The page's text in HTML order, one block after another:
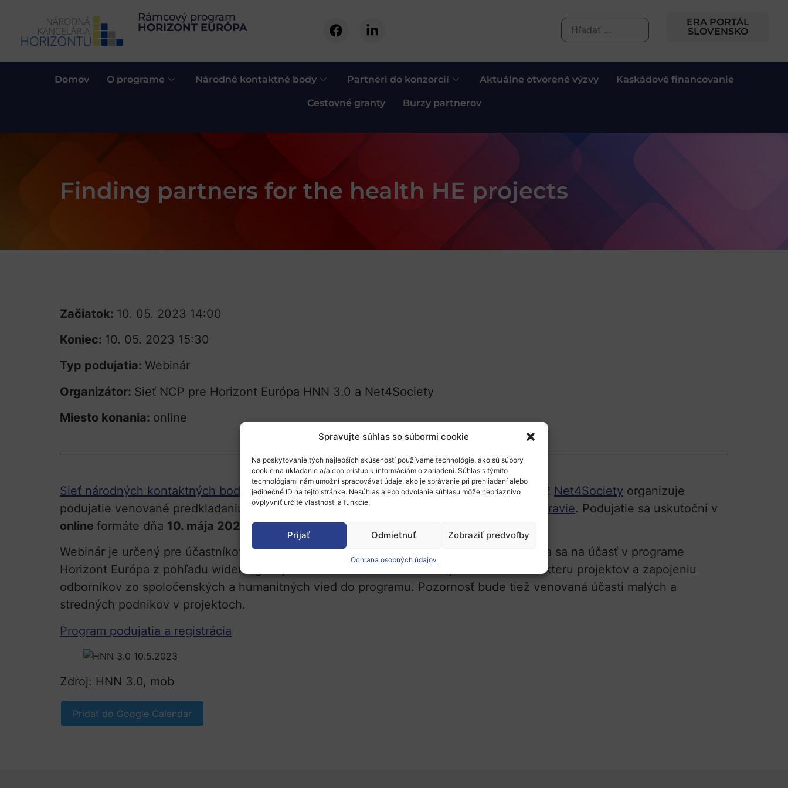
Spravujte súhlas so súbormi cookie
Na poskytovanie tých najlepších skúseností používame technológie, ako sú súbory
cookie na ukladanie a/alebo prístup k informáciám o zariadení. Súhlas s týmito
technológiami nám umožní spracovávať údaje, ako je správanie pri prehliadaní alebo
jedinečné ID na tejto stránke. Nesúhlas alebo odvolanie súhlasu môže nepriaznivo
ovplyvniť určité vlastnosti a funkcie.
Prijať Odmietnuť Zobraziť predvoľby
Ochrana osobných údajov
Rámcový program
HORIZONT EURÓPA
ERA PORTÁL
SLOVENSKO
Domov O programe Národné kontaktné body Partneri do konzorcií Aktuálne otvorené výzvy Kaskádové financovanie
Cestovné granty Burzy partnerov
Finding partners for the health HE projects
Začiatok: 10. 05. 2023 14:00
Koniec: 10. 05. 2023 15:30
Typ podujatia: Webinár
Organizátor: Sieť NCP pre Horizont Európa HNN 3.0 a Net4Society
Miesto konania: online
Sieť národných kontaktných bodov pre klaster Zdraviev spolupráci s projektom klastra 2 Net4Society organizuje
podujatie venované predkladaniu projektových návrhov v rámci výziev 2024 v
i Zdravie. Podujatie sa uskutoční v
online formáte dňa 10. mája 2023 v čase 14:00 – 15:30 h
Webinár je určený pre účastníkov z tzv.widening krajín
(vrátane Slovenska) a zameriava sa na účasť v programe
Horizont Európa z pohľadu widening krajín. Bude sa venovať interdisciplinárnemu charakteru projektov a zapojeniu
odborníkov zo spoločenských a humanitných vied do programu. Pozornosť bude tiež venovaná účasti malých a
stredných podnikov v projektoch.
Program podujatia a registrácia
Zdroj: HNN 3.0, mob
Pridať do Google Calendar